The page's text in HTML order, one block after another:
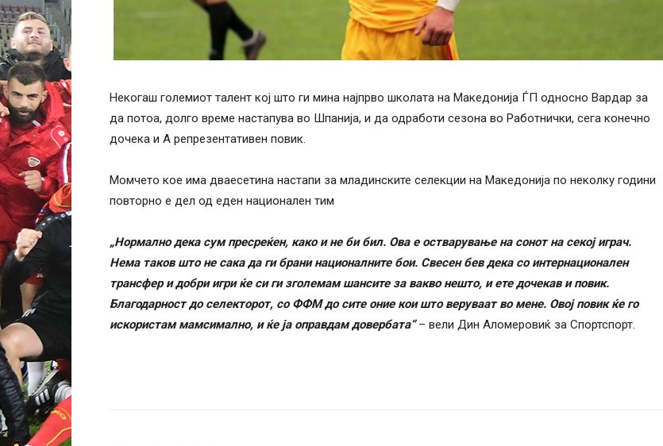
Некогаш големиот талент кој што ги мина најпрво школата на Македонија ЃП односно Вардар за
да потоа, долго време настапува во Шпанија, и да одработи сезона во Работнички, сега конечно
дочека и А репрезентативен повик.
Момчето кое има дваесетина настапи за младинските селекции на Македонија по неколку години
повторно е дел од еден национален тим
„Нормално дека сум пресреќен, како и не би бил. Ова е остварување на сонот на секој играч.
Нема таков што не сака да ги брани националните бои. Свесен бев дека со интернационален
трансфер и добри игри ќе си ги зголемам шансите за вакво нешто, и ете дочекав и повик.
Благодарност до селекторот, со ФФМ до сите оние кои што веруваат во мене. Овој повик ќе го
искористам мамсимално, и ќе ја оправдам довербата“ – вели Дин Аломеровиќ за Спортспорт.